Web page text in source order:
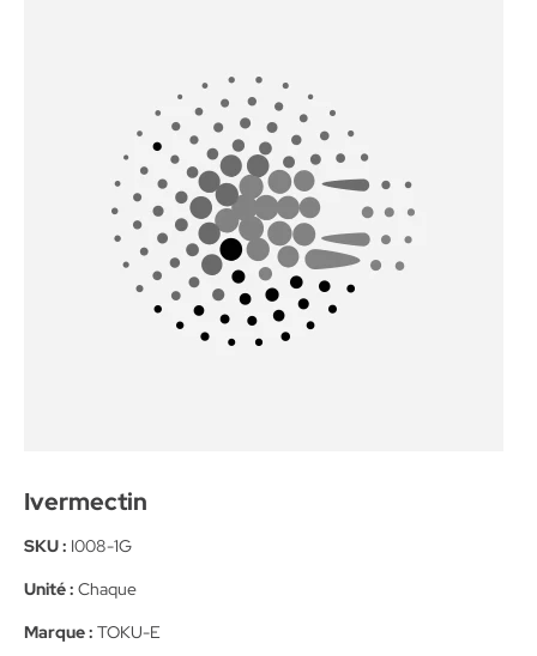
Ivermectin
SKU : I008-1G
Unité : Chaque
Marque : TOKU-E